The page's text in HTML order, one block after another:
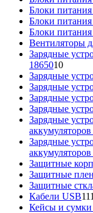
Блоки
Блоки
Блоки
Вентиляторы
Зарядные
186501010
Зарядные
Зарядные
Зарядные
Зарядные
Зарядные
Зарядные
Защитные
Защитные
Защитные
Кабели USB111
Кейсы и сумки